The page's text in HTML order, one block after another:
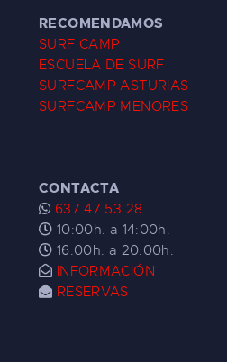
RECOMENDAMOS
SURF CAMP
ESCUELA DE SURF
SURFCAMP ASTURIAS
SURFCAMP MENORES
CONTACTA
637 47 53 28
10:00h. a 14:00h.
16:00h. a 20:00h.
INFORMACIÓN
RESERVAS